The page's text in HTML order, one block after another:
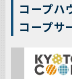
コープハ
コープサ